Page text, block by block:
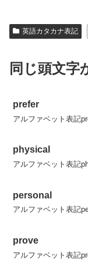
英語カタカナ表記
同じ頭文字
prefer
アルファベット表記
physical
アルファベット表記
personal
アルファベット表記
prove
アルファベット表記